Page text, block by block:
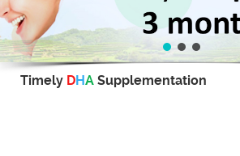
Timely DHA Supplementation